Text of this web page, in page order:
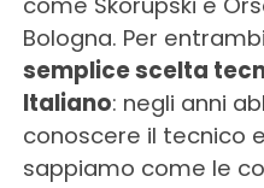
Bologna. Per
semplice scelta
Italiano: negli anni
conoscere il tecnico
sappiamo come le